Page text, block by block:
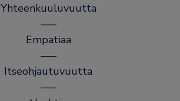
Yhteenkuuluvuutta
–––
Empatiaa
–––
Itseohjautuvuutta
–––